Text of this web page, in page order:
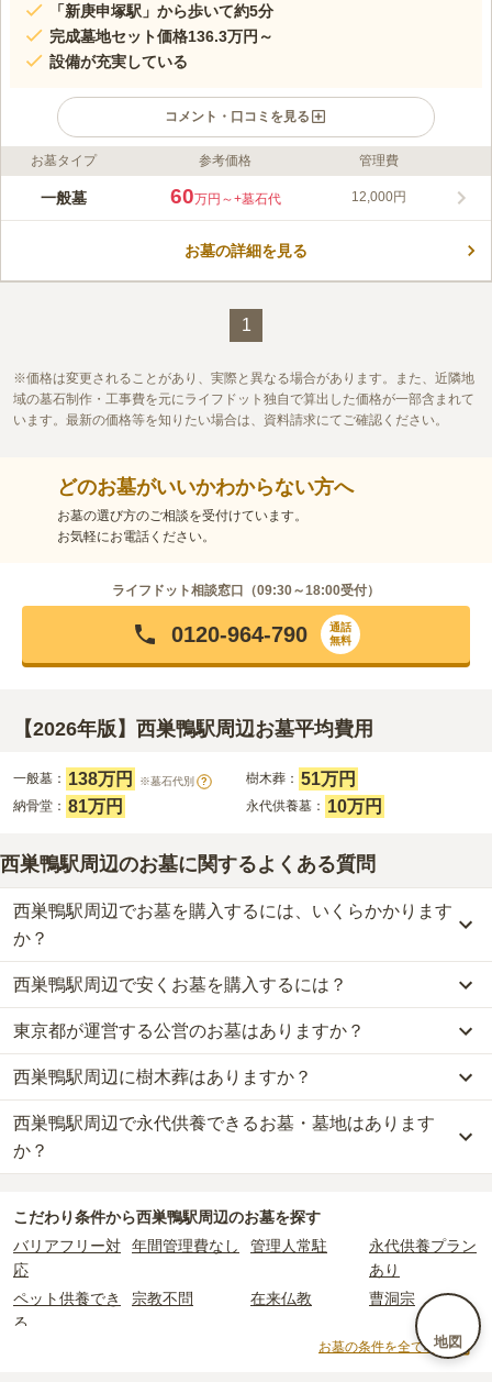
地図
「新庚申塚駅」から歩いて約5分
完成墓地セット価格136.3万円～
設備が充実している
コメント・口コミを見る
ライフドット編集部のコメント
克永元年（1624年）、湯島の地に建立された曹洞宗のお寺で
されました。 その後、明治の末から大正にかけて現在の巣鴨に
この霊園はまだ誰からも評価されていません。
お墓タイプ 参考価格 管理費
一般墓 60万円～+墓石代 12,000円
お墓の詳細を見る
1
価格は変更されることがあり、実際と異なる場合があります。また、近隣地
域の墓石制作・工事費を元にライフドット独自で算出した価格が一部含まれて
います。最新の価格等を知りたい場合は、資料請求にてご確認ください。
どのお墓がいいかわからない方へ
お墓の選び方のご相談を受付けています。
お気軽にお電話ください。
ライフドット相談窓口（09:30～18:00受付）
0120-964-790
通話
無料
【2026年版】西巣鴨駅周辺お墓平均費用
一般墓： 138万円 ※墓石代別 ? 樹木葬： 51万円
納骨堂： 81万円 永代供養墓： 10万円
西巣鴨駅周辺のお墓に関するよくある質問
西巣鴨駅周辺でお墓を購入するには、いくらかかります
か？
西巣鴨駅周辺での購入費用の目安は、一般墓が約304万円、樹木葬
が約51万円、納骨堂が約81万円、永代供養墓が約10万円です。
一般墓を建てる場合は、「永代使用料（土地代）」と「墓石代」の
2つが主な費用となります。
西巣鴨駅周辺の一般墓の永代使用料の平均は
で、墓石代は
さ・素材によって変わります。
樹木葬・納骨堂・永代供養墓は、基本的に墓石代がかからず、永代
なお、お墓によっては以下の費用が別途かかる場合があります。
・開眼法要の費用：お墓を新しく建てた際に行う儀式のための費
用。僧侶に渡すお布施がかかります。
・納骨式の費用
：お墓に遺骨を納める儀式のための費用。僧侶に渡
すお布施、会食などの費用がかかります。
：お墓の管理費。契約後、毎年発生するケースがあり
西巣鴨駅周辺で安くお墓を購入するには？
西巣鴨駅周辺で一番安価なお墓は、サニープレイス福寿園 樹木葬の
永代供養墓で、10万円からお求めいただけます。
一般的に最も費用を抑えられるのは、他の方のご遺骨と一緒に埋葬
する「合祀墓（ごうしぼ）」と呼ばれるタイプです。個別のお墓に
比べて省スペースで管理の手間がかからないため、費用が安く設定
されています。
価格の目安は、1名あたり5万円〜30万円程度です。
西巣鴨駅周辺で安価なお墓を探したい場合は、
替えてお墓を探すのがおすすめです。
東京都が運営する公営のお墓はありますか？
西巣鴨駅周辺には、東京都が運営する公営の霊園が
件あります。
都立 染井霊園がそれにあたります。
公営霊園は民営の霊園と異なり、契約にあたって応募資格が設けら
れているケースがほとんどです。
上住んでいるなどが挙げられます。
条件を満たさない場合は、申し込み自体ができないことも多いた
め、事前の確認が重要です。
契約条件の詳細は、各霊園のページをご確認いただくか、資料請求
よりお問い合わせください。
西巣鴨駅周辺に樹木葬はありますか？
西巣鴨駅周辺には、5件の樹木葬があります。
詳しくは、
西巣鴨駅周辺で永代供養できるお墓・墓地はあります
か？
詳しくは、西巣鴨駅周辺の永代供養の一覧をご覧ください。
こだわり条件から西巣鴨駅周辺のお墓を探す
バリアフリー対
応
年間管理費なし 管理人常駐
永代供養プラン
あり
ペット供養でき
る
宗教不問 在来仏教 曹洞宗
天台宗
お墓の条件を全て表示